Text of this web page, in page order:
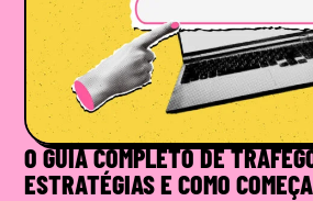
O GUIA COMPLETO DE
ESTRATÉGIAS E COMO